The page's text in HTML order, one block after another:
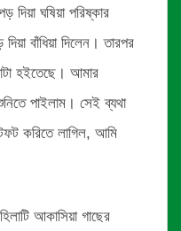
দিয়া ঘষিয়া পরিষ্কার
বাঁধিয়া দিলেন। তারপর
হইতেছে। আমার
পাইলাম। সেই ব্যথা
করিতে লাগিল, আমি
আকাসিয়া গাছের